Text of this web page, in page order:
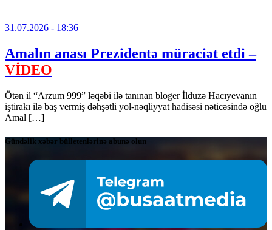
31.07.2026 - 18:36
Amalın anası Prezidentə müraciət etdi –
VİDEO
Ötən il “Arzum 999” ləqəbi ilə tanınan bloger İlduzə Hacıyevanın
iştirakı ilə baş vermiş dəhşətli yol-nəqliyyat hadisəsi nəticəsində oğlu
Amal […]
Gündəlik xəbər bülletenlərinə abunə olun